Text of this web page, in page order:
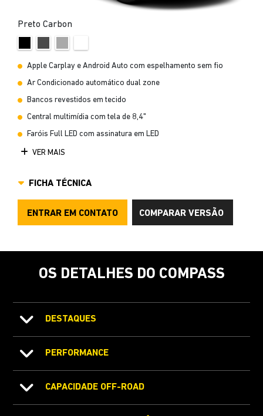
Preto Carbon
Apple Carplay e Android Auto com espelhamento sem fio
Ar Condicionado automático dual zone
Bancos revestidos em tecido
Central multimídia com tela de 8,4"
Faróis Full LED com assinatura em LED
VER MAIS
FICHA TÉCNICA
ENTRAR EM CONTATO COMPARAR VERSÃO
OS DETALHES DO COMPASS
DESTAQUES
PERFORMANCE
CAPACIDADE OFF-ROAD